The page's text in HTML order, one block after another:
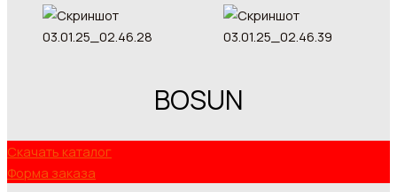
BOSUN
Скачать каталог
Форма заказа